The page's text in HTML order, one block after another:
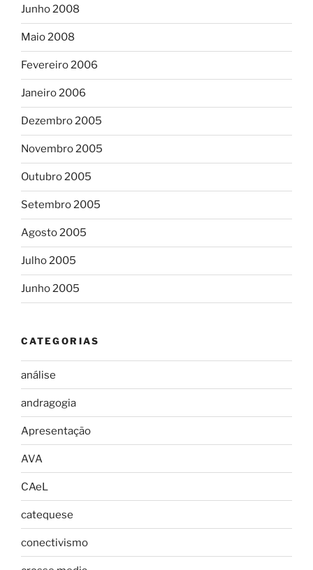
Junho 2008
Maio 2008
Fevereiro 2006
Janeiro 2006
Dezembro 2005
Novembro 2005
Outubro 2005
Setembro 2005
Agosto 2005
Julho 2005
Junho 2005
CATEGORIAS
análise
andragogia
Apresentação
AVA
CAeL
catequese
conectivismo